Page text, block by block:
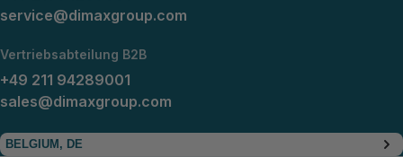
service@dimaxgroup.com
Vertriebsabteilung B2B
+49 211 94289001
sales@dimaxgroup.com
BELGIUM, DE